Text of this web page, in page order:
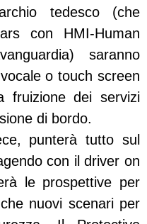
tedesco (che
con HMI-Human
saranno
o touch screen
fruizione dei servizi
di bordo.
punterà tutto sul
con il driver on
le prospettive per
nuovi scenari per